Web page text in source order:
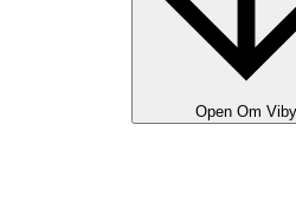
Open Om Viby